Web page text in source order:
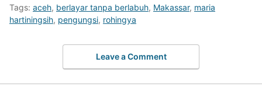
Tags: aceh, berlayar tanpa berlabuh, Makassar, maria
hartiningsih, pengungsi, rohingya
Leave a Comment